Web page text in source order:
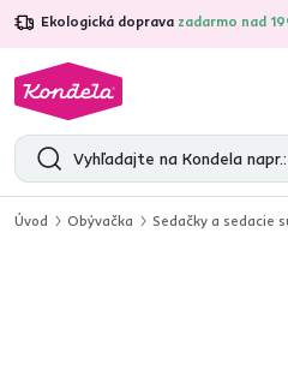
Ekologická doprava zadarmo nad
4,7 31 211
Úvod Obývačka Sedačky a sedacie